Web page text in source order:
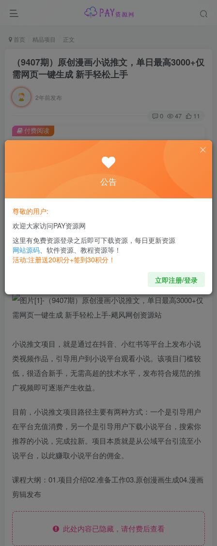
首页 精品项目 正文
（9407期）原创漫画小说推文，单日最高3000+仅
需网页一键生成 新手轻松上手
2年前发布
0 47 11
此内容为付费阅读，请付费后查看
会员专属资源
黄金会员免费 钻石会员免费
付费阅读
things never change, we change.
小说推文项目，就是通过在抖音、小红书等平台上发布小说
类视频作品，引导用户到小说平台观看小说。该项目门槛较
低，很适合新手，无需高超的技术水平，发布符合规范的推
广视频即可逐渐产生收益。
目前，小说推文项目路径主要有两种方式：一个是引导用户
在平台充值消费，另一个是引导用户下载小说平台，搜索你
推荐的小说，完成拉新。项目本质就是从公域平台引流至小
说平台，以此赚取小说平台的佣金。
课程大纲：01.项目介绍02.准备工作03.原创漫画生成04.漫画
剪辑发布
此处内容已隐藏，请付费后查看
公告
尊敬的用户:
欢迎大家访问PAY资源网
这里有免费资源登录之后即可下载资源，每日更新资源
网站源码、软件资源、教程资源等！
活动:注册送20积分+签到30积分！
立即注册/登录